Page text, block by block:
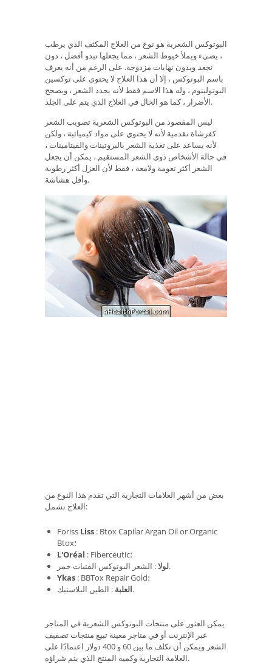
البوتوكس الشعرية هو نوع من العلاج المكثف الذي يرطب
، يضيء ويملأ خيوط الشعر ، مما يجعلها تبدو أفضل ، دون
تجعد وبدون نهايات مزدوجة. على الرغم من أنه يعرف
باسم البوتوكس ، إلا أن هذا العلاج لا يحتوي على توكسين
البوتولينوم ، وله هذا الاسم فقط لأنه يجدد الشعر ، ويصحح
الأضرار ، كما هو الحال في العلاج الذي يتم على الجلد.
ليس المقصود من البوتوكس الشعرية تصويب الشعر
كفرشاة تقدمية لأنه لا يحتوي على مواد كيميائية ، ولكن
لأنه يساعد على تغذية الشعر بالبروتينات والفيتامينات ،
في حالة الأشخاص ذوي الشعر المستقيم ، يمكن أن يجعل
الشعر أكثر نعومة ولامعة ، فقط لأن الغزل أكثر رطوبة
وأقل هشاشة.
بعض من أشهر العلامات التجارية التي تقدم هذا النوع من
العلاج تشمل:
Foriss Liss : Btox Capilar Argan Oil or Organic
Btox؛
L'Oréal
: Fiberceutic؛
لولا: الشعر البوتوكس الفتيات خمر.
Ykas
: BBTox Repair Gold؛
العلبة: الطين البلاستيك.
يمكن العثور على منتجات البوتوكس الشعرية في المتاجر
عبر الإنترنت أو في متاجر معينة تبيع منتجات تصفيف
الشعر ويمكن أن تكلف ما بين 60 و 400 دولار اعتمادًا على
العلامة التجارية وكمية المنتج الذي يتم شراؤه.